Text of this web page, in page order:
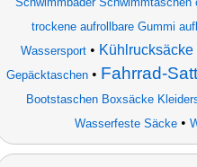
trockene aufrollbare Gummi
Wassersport • Kühlrucksäcke
Gepäcktaschen • Fahrrad-
Bootstaschen Boxsäcke
Wasserfeste Säcke •